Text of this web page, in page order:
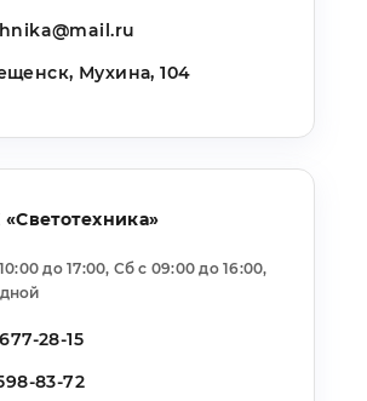
Мухина, 104
до 17:00, Сб с 09:00 до 16:00,
28-15
83-72